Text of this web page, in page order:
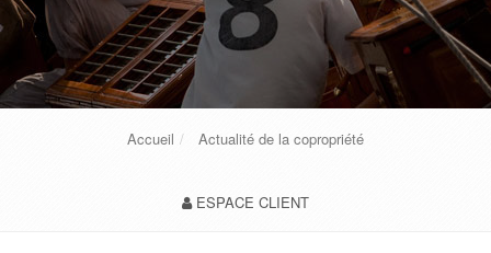
Accueil Actualité de la copropriété
ESPACE CLIENT